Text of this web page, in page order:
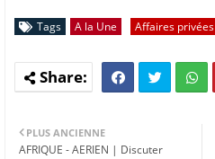
Tags A la Une Affaires privées
PLUS ANCIENNE
AFRIQUE - AERIEN | Discuter